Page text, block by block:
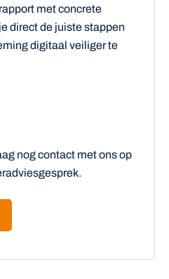
met concrete
direct de juiste stappen
digitaal veiliger te
nog contact met ons op